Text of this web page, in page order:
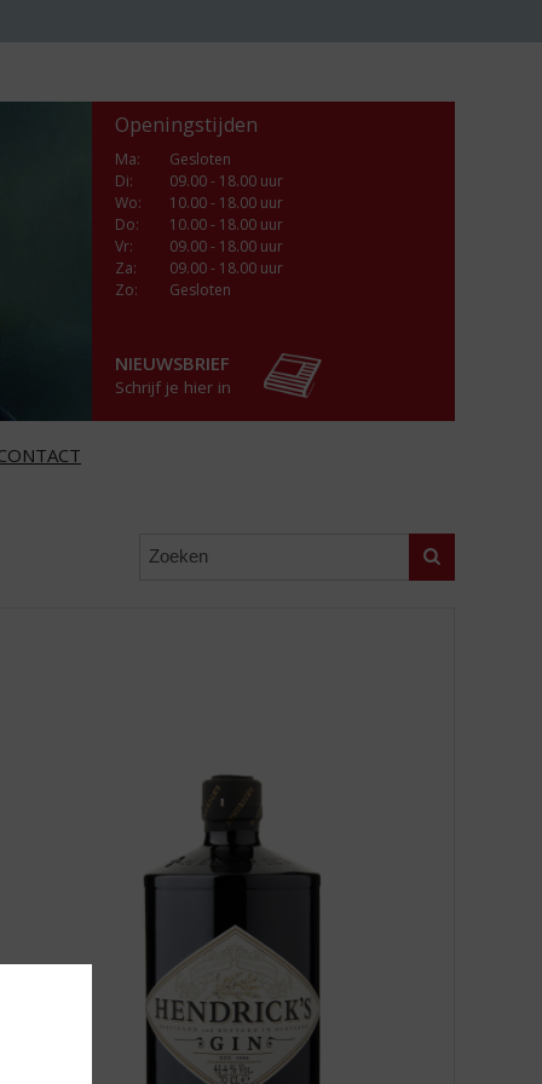
Openingstijden
Ma:
Gesloten
Di:
09.00 - 18.00 uur
Wo:
10.00 - 18.00 uur
Do:
10.00 - 18.00 uur
Vr:
09.00 - 18.00 uur
Za:
09.00 - 18.00 uur
Zo:
Gesloten
NIEUWSBRIEF
Schrijf je hier in
Zoeken